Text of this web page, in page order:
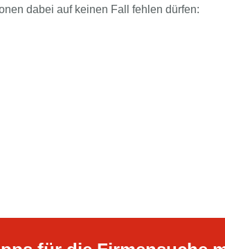
dabei auf keinen Fall fehlen dürfen: